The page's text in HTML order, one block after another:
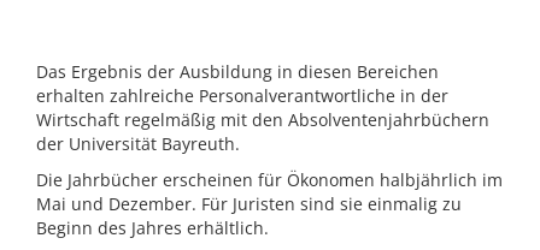
Das Ergebnis der Ausbildung in diesen Bereichen
erhalten zahlreiche Personalverantwortliche in der
Wirtschaft regelmäßig mit den Absolventenjahrbüchern
der Universität Bayreuth.
Die Jahrbücher erscheinen für Ökonomen halbjährlich im
Mai und Dezember. Für Juristen sind sie einmalig zu
Beginn des Jahres erhältlich.